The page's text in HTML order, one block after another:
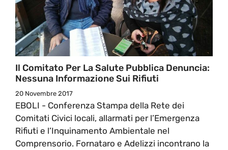
Il Comitato Per La Salute Pubblica Denuncia:
Nessuna Informazione Sui Rifiuti
20 Novembre 2017
EBOLI - Conferenza Stampa della Rete dei
Comitati Civici locali, allarmati per l’Emergenza
Rifiuti e l’Inquinamento Ambientale nel
Comprensorio. Fornataro e Adelizzi incontrano la